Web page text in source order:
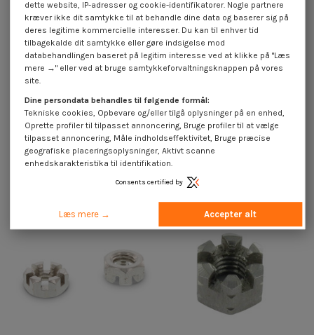
Sekskantmøtrik to SLOTS Rustfrit
stål M12
4,25 €inkl. moms
Sekskantmøtrik to SLOTS Rustfrit
stål A4 M16
dette website, IP-adresser og cookie-identifikatorer. Nogle partnere
kræver ikke dit samtykke til at behandle dine data og baserer sig på
deres legitime kommercielle interesser. Du kan til enhver tid
tilbagekalde dit samtykke eller gøre indsigelse mod
databehandlingen baseret på legitim interesse ved at klikke på "Læs
mere →" eller ved at bruge samtykkeforvaltningsknappen på vores
site.
Dine persondata behandles til følgende formål:
Tekniske cookies, Opbevare og/eller tilgå oplysninger på en enhed,
Oprette profiler til tilpasset annoncering, Bruge profiler til at vælge
tilpasset annoncering, Måle indholdseffektivitet, Bruge præcise
geografiske placeringsoplysninger, Aktivt scanne
enhedskarakteristika til identifikation.
Consents certified by
Læs mere → Accepter alt